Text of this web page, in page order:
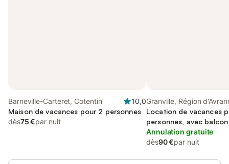
Barneville-Carteret, Cotentin
10,0
Maison de vacances pour 2 personnes
dès75 €par nuit
Granville, Région
Location de vacances
personnes, avec balcon
Annulation gratuite
dès90 €par nuit